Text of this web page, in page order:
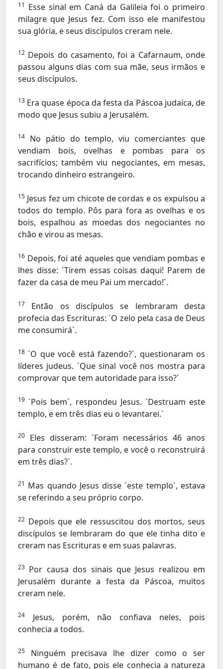
11 Esse sinal em Caná da Galileia foi o primeiro
milagre que Jesus fez. Com isso ele manifestou
sua glória, e seus discípulos creram nele.
12 Depois do casamento, foi a Cafarnaum, onde
passou alguns dias com sua mãe, seus irmãos e
seus discípulos.
13 Era quase época da festa da Páscoa judaica, de
modo que Jesus subiu a Jerusalém.
14
No pátio do templo, viu comerciantes que
vendiam bois, ovelhas e pombas para os
sacrifícios; também viu negociantes, em mesas,
trocando dinheiro estrangeiro.
15 Jesus fez um chicote de cordas e os expulsou a
todos do templo. Pôs para fora as ovelhas e os
bois, espalhou as moedas dos negociantes no
chão e virou as mesas.
16 Depois, foi até aqueles que vendiam pombas e
lhes disse: ´Tirem essas coisas daqui! Parem de
fazer da casa de meu Pai um mercado!`.
17
Então os discípulos se lembraram desta
profecia das Escrituras: ´O zelo pela casa de Deus
me consumirá`.
18 ´O que você está fazendo?`, questionaram os
líderes judeus. ´Que sinal você nos mostra para
comprovar que tem autoridade para isso?`
19 ´Pois bem`, respondeu Jesus. ´Destruam este
templo, e em três dias eu o levantarei.`
20
Eles disseram: ´Foram necessários 46 anos
para construir este templo, e você o reconstruirá
em três dias?`.
21 Mas quando Jesus disse ´este templo`, estava
se referindo a seu próprio corpo.
22 Depois que ele ressuscitou dos mortos, seus
discípulos se lembraram do que ele tinha dito e
creram nas Escrituras e em suas palavras.
23 Por causa dos sinais que Jesus realizou em
Jerusalém durante a festa da Páscoa, muitos
creram nele.
24
Jesus, porém, não confiava neles, pois
conhecia a todos.
25
Ninguém precisava lhe dizer como o ser
humano é de fato, pois ele conhecia a natureza